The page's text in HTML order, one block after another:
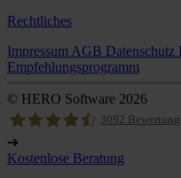
Rechtliches
Impressum AGB Datenschutz
Empfehlungsprogramm
© HERO Software 2026
3092
➔
Kostenlose Beratung